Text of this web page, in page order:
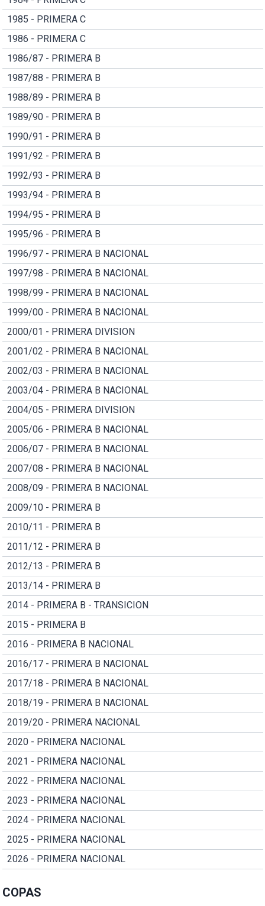
1985 - PRIMERA C
1986 - PRIMERA C
1986/87 - PRIMERA B
1987/88 - PRIMERA B
1988/89 - PRIMERA B
1989/90 - PRIMERA B
1990/91 - PRIMERA B
1991/92 - PRIMERA B
1992/93 - PRIMERA B
1993/94 - PRIMERA B
1994/95 - PRIMERA B
1995/96 - PRIMERA B
1996/97 - PRIMERA B NACIONAL
1997/98 - PRIMERA B NACIONAL
1998/99 - PRIMERA B NACIONAL
1999/00 - PRIMERA B NACIONAL
2000/01 - PRIMERA DIVISION
2001/02 - PRIMERA B NACIONAL
2002/03 - PRIMERA B NACIONAL
2003/04 - PRIMERA B NACIONAL
2004/05 - PRIMERA DIVISION
2005/06 - PRIMERA B NACIONAL
2006/07 - PRIMERA B NACIONAL
2007/08 - PRIMERA B NACIONAL
2008/09 - PRIMERA B NACIONAL
2009/10 - PRIMERA B
2010/11 - PRIMERA B
2011/12 - PRIMERA B
2012/13 - PRIMERA B
2013/14 - PRIMERA B
2014 - PRIMERA B - TRANSICION
2015 - PRIMERA B
2016 - PRIMERA B NACIONAL
2016/17 - PRIMERA B NACIONAL
2017/18 - PRIMERA B NACIONAL
2018/19 - PRIMERA B NACIONAL
2019/20 - PRIMERA NACIONAL
2020 - PRIMERA NACIONAL
2021 - PRIMERA NACIONAL
2022 - PRIMERA NACIONAL
2023 - PRIMERA NACIONAL
2024 - PRIMERA NACIONAL
2025 - PRIMERA NACIONAL
2026 - PRIMERA NACIONAL
COPAS